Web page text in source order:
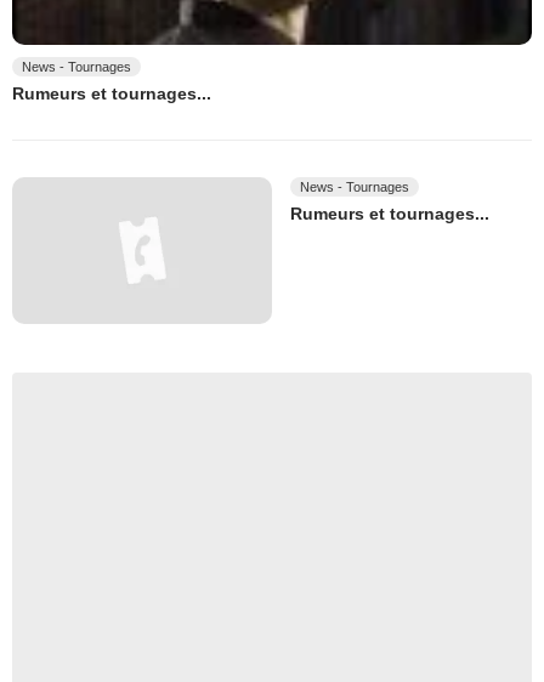
News - Tournages
Rumeurs et tournages...
News - Tournages
Rumeurs et tournages...